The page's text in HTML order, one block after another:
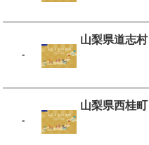
-
山梨県道志村
-
山梨県西桂町